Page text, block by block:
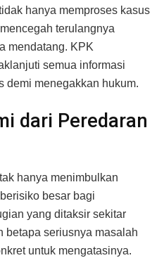
hanya memproses kasus
terulangnya
mendatang. KPK
semua informasi
demi menegakkan hukum.
dari Peredaran
hanya menimbulkan
besar bagi
yang ditaksir sekitar
betapa seriusnya masalah
untuk mengatasinya.